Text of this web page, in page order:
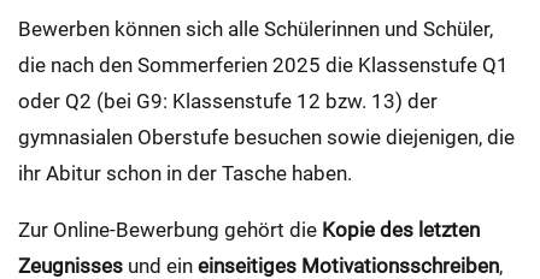
Bewerben können sich alle Schülerinnen und Schüler,
die nach den Sommerferien 2025 die Klassenstufe Q1
oder Q2 (bei G9: Klassenstufe 12 bzw. 13) der
gymnasialen Oberstufe besuchen sowie diejenigen, die
ihr Abitur schon in der Tasche haben.
Zur Online-Bewerbung gehört die Kopie des letzten
Zeugnisses und ein einseitiges Motivationsschreiben,